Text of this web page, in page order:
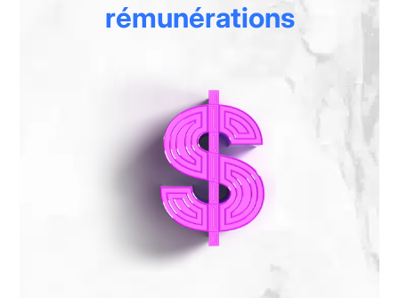
rémunérations